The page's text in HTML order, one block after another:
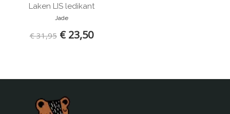
Laken LIS ledikant
Jade
€ 31,95€ 23,50